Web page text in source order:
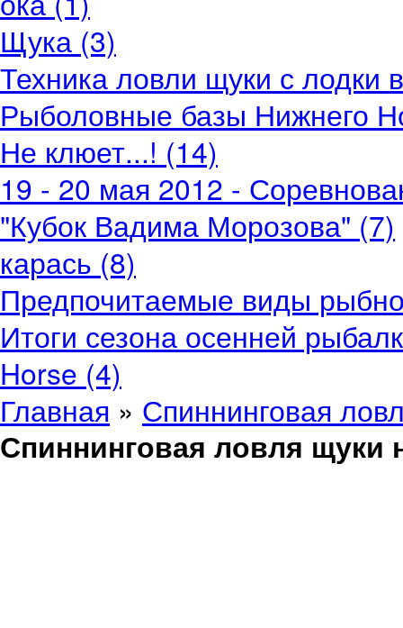
Щука (3)
Техника ловли щуки с лодки
Рыболовные базы Нижнего
Не клюет...! (14)
19 - 20 мая 2012 -
"Кубок Вадима Морозова" (7)
карась (8)
Предпочитаемые виды
Итоги сезона осенней
Horse (4)
Главная » Спиннинговая
Спиннинговая ловля щуки